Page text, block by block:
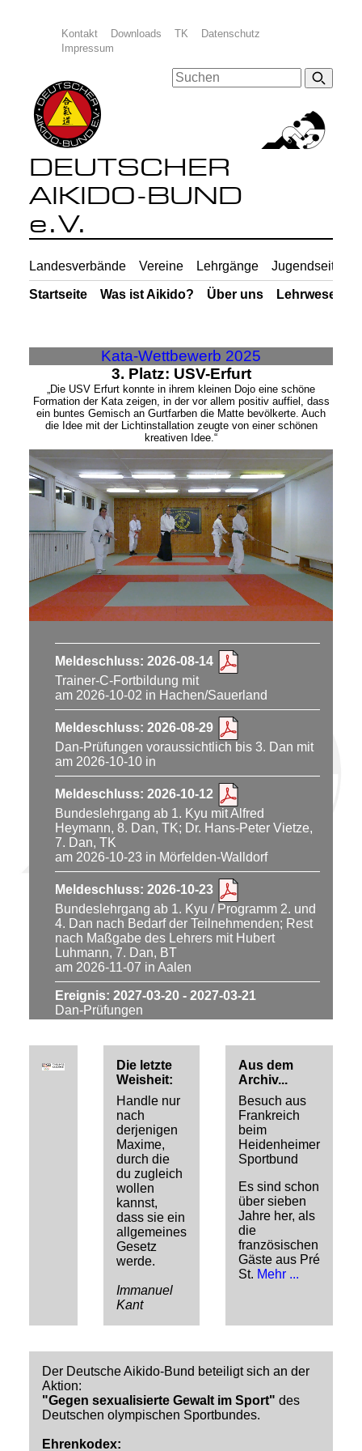
Kontakt Downloads TK
Datenschutz
Impressum
DEUTSCHER
AIKIDO-BUND
e.V.
Landesverbände Vereine Lehrgänge Jugendseiten
Startseite Was ist Aikido? Über uns Lehrwesen
Kata-Wettbewerb 2025
3. Platz: USV-Erfurt
„Die USV Erfurt konnte in ihrem kleinen Dojo eine schöne
Formation der Kata zeigen, in der vor allem positiv auffiel, dass
ein buntes Gemisch an Gurtfarben die Matte bevölkerte. Auch
die Idee mit der Lichtinstallation zeugte von einer schönen
kreativen Idee.“
Meldeschluss: 2026-08-14
Trainer-C-Fortbildung mit
am 2026-10-02 in Hachen/Sauerland
Meldeschluss: 2026-08-29
Dan-Prüfungen voraussichtlich bis 3. Dan mit
am 2026-10-10 in
Meldeschluss: 2026-10-12
Bundeslehrgang ab 1. Kyu mit Alfred
Heymann, 8. Dan, TK; Dr. Hans-Peter Vietze,
7. Dan, TK
am 2026-10-23 in Mörfelden-Walldorf
Meldeschluss: 2026-10-23
Bundeslehrgang ab 1. Kyu / Programm 2. und
4. Dan nach Bedarf der Teilnehmenden; Rest
nach Maßgabe des Lehrers mit Hubert
Luhmann, 7. Dan, BT
am 2026-11-07 in Aalen
Ereignis: 2027-03-20 - 2027-03-21
Dan-Prüfungen
Ereignis: 2027-10-09 - 2027-10-10
Dan-Prüfungen
Die letzte
Weisheit:
Handle nur
nach
derjenigen
Maxime,
durch die
du zugleich
wollen
kannst,
dass sie ein
allgemeines
Gesetz
werde.
Immanuel
Kant
Aus dem
Archiv...
Besuch aus
Frankreich
beim
Heidenheimer
Sportbund
Es sind schon
über sieben
Jahre her, als
die
französischen
Gäste aus Pré
St. Mehr ...
Der Deutsche Aikido-Bund beteiligt sich an der
Aktion:
"Gegen sexualisierte Gewalt im Sport" des
Deutschen olympischen Sportbundes.
Ehrenkodex: